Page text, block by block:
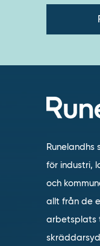
Runelandhs
för industri,
och
allt från de
arbetsplats